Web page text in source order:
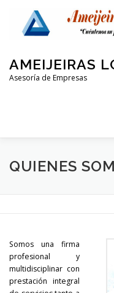
contenido
AMEIJEIRAS
Asesoría de Empresas
QUIENES SOMOS
OTRAS AREAS
QUIENES
Somos una firma
profesional y
multidisciplinar con
prestación integral